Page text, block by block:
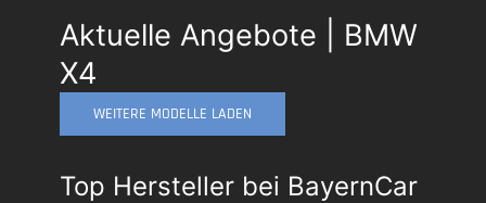
Aktuelle Angebote | BMW
X4
WEITERE MODELLE LADEN
Top Hersteller bei BayernCar